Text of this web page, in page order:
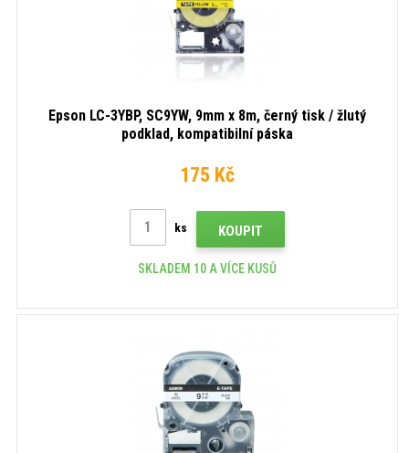
Epson LC-3YBP, SC9YW, 9mm x 8m, černý tisk / žlutý
podklad, kompatibilní páska
175 Kč
ks KOUPIT
SKLADEM 10 A VÍCE KUSŮ